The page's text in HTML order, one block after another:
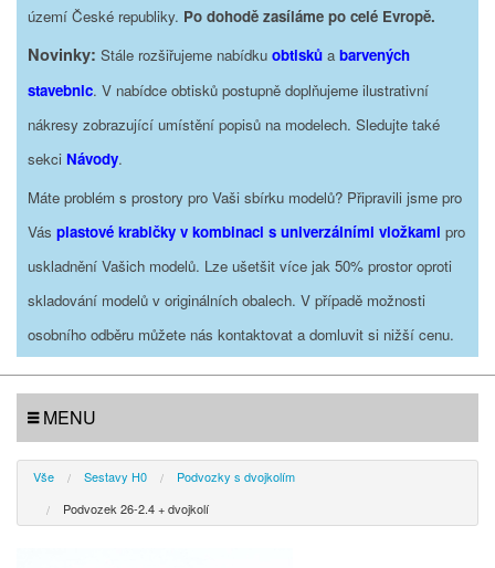
území České republiky. Po dohodě zasíláme po celé Evropě.
Novinky: Stále rozšiřujeme nabídku obtisků a barvených
stavebnic. V nabídce obtisků postupně doplňujeme ilustrativní
nákresy zobrazující umístění popisů na modelech. Sledujte také
sekci Návody.
Máte problém s prostory pro Vaši sbírku modelů? Připravili jsme pro
Vás plastové krabičky v kombinaci s univerzálními vložkami pro
uskladnění Vašich modelů. Lze ušetšit více jak 50% prostor oproti
skladování modelů v originálních obalech. V případě možnosti
osobního odběru můžete nás kontaktovat a domluvit si nižší cenu.
MENU
Vše Sestavy H0
Podvozky s dvojkolím
Podvozek 26-2.4 + dvojkolí